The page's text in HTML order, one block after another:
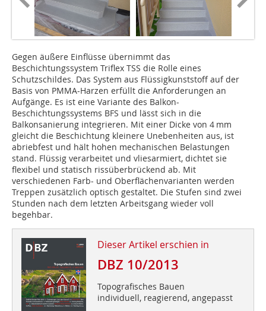
Gegen äußere Einflüsse übernimmt das
Beschichtungssystem Triflex TSS die Rolle eines
Schutzschildes. Das System aus Flüssigkunststoff auf der
Basis von PMMA-Harzen erfüllt die Anforderungen an
Aufgänge. Es ist eine Variante des Balkon-
Beschichtungssystems BFS und lässt sich in die
Balkonsanierung integrieren. Mit einer Dicke von 4 mm
gleicht die Beschichtung kleinere Unebenheiten aus, ist
abriebfest und hält hohen mechanischen Belastungen
stand. Flüssig verarbeitet und vliesarmiert, dichtet sie
flexibel und statisch rissüberbrückend ab. Mit
verschiedenen Farb- und Oberflächenvarianten werden
Treppen zusätzlich optisch gestaltet. Die Stufen sind zwei
Stunden nach dem letzten Arbeitsgang wieder voll
begehbar.
Dieser Artikel erschien in
DBZ 10/2013
Topografisches Bauen
individuell, reagierend, angepasst